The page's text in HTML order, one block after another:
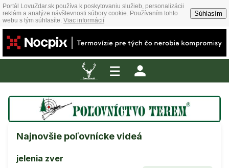
Portál LovuZdar.sk používa k poskytovaniu služieb, personalizácii
reklám a analýze návštevnosti súbory cookie. Používaním tohto
webu s tým súhlasíte. Viac informácií
Súhlasím
☰
Najnovšie poľovnícke videá
jelenia zver